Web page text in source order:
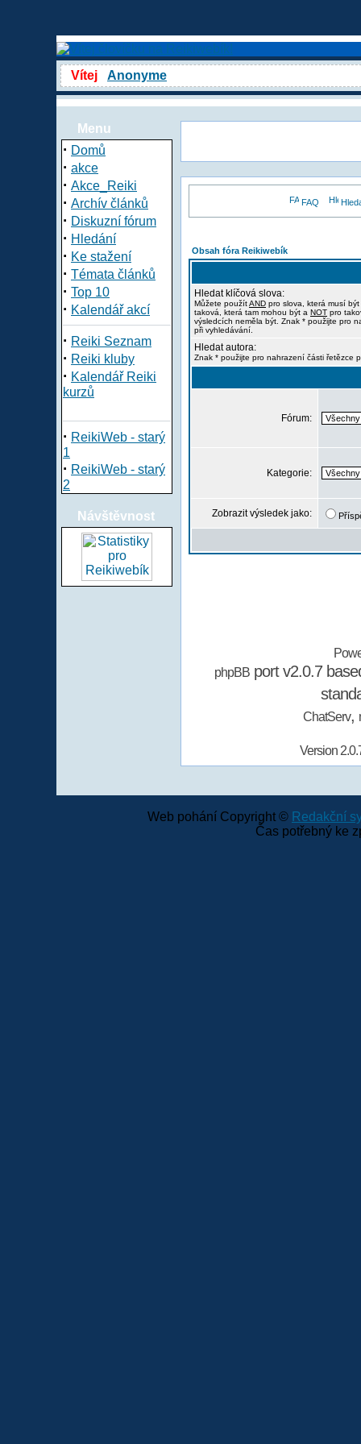
Vítej Anonyme
Menu
· Domů
· akce
· Akce_Reiki
· Archív článků
· Diskuzní fórum
· Hledání
· Ke stažení
· Témata článků
· Top 10
· Kalendář akcí
· Reiki Seznam
· Reiki kluby
· Kalendář Reiki
kurzů
· ReikiWeb - starý
1
· ReikiWeb - starý
2
Návštěvnost
FAQ
Obsah fóra Reikiwebík
Hledat klíčová slova:
Můžete použítAND pro slova, která musí
taková, která tam mohou být a NOT pro
výsledcích neměla být. Znak * použijte pro
při vyhledávání.
Hledat autora:
Znak * použijte pro nahrazení části řetězce
Fórum:
Kategorie:
Zobrazit výsledek jako:
phpBBport v2.0.7
ChatServ,
Version
Web pohání Copyright © Redakční
Čas potřebný ke